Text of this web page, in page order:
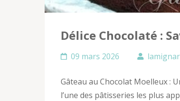
Délice Chocolaté :
09 mars 2026
Gâteau au Chocolat Moelleux :
l’une des pâtisseries les plus